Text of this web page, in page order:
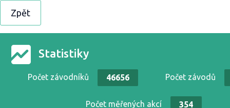
Zpět
Statistiky
Počet závodníků 46656 Počet závodů
Počet měřených akcí 354